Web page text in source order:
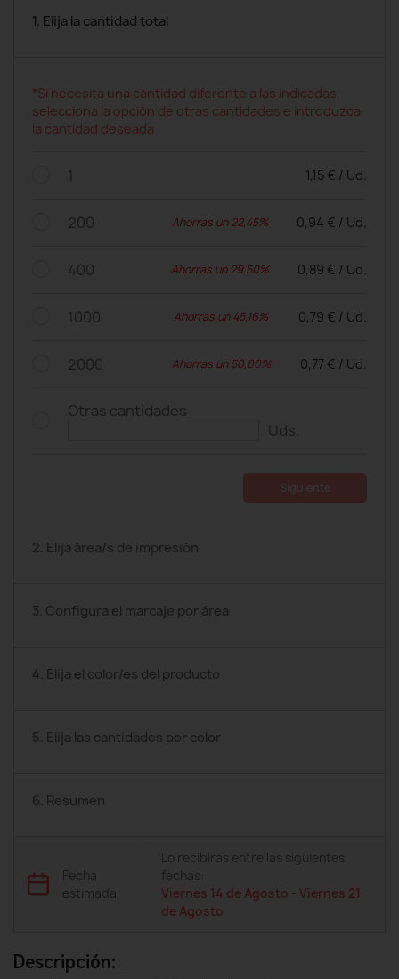
1. Elija la cantidad total
*Si necesita una cantidad diferente a las indicadas,
selecciona la opción de otras cantidades e introduzca
la cantidad deseada
1 1,15 € / Ud.
200 Ahorras un 22,45% 0,94 € / Ud.
400 Ahorras un 29,50% 0,89 € / Ud.
1000 Ahorras un 45,16% 0,79 € / Ud.
2000 Ahorras un 50,00% 0,77 € / Ud.
Otras cantidades
Uds.
2. Elija área/s de impresión
3. Configura el marcaje por área
4. Elija el color/es del producto
5. Elija las cantidades por color
6. Resumen
Fecha
estimada
Lo recibirás entre las siguientes
fechas:
Viernes 14 de Agosto -Viernes 21
de Agosto
Descripción: